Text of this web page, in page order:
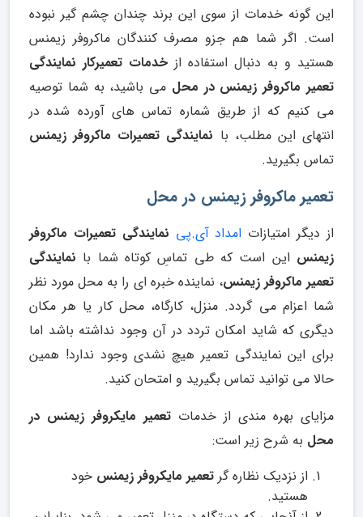
این گونه خدمات از سوی این برند چندان چشم گیر نبوده
است. اگر شما هم جزو مصرف کنندگان ماکروفر زیمنس
هستید و به دنبال استفاده از خدمات تعمیرکار نمایندگی
تعمیر ماکروفر زیمنس در محل می باشید، به شما توصیه
می کنیم که از طریق شماره تماس های آورده شده در
انتهای این مطلب، با نمایندگی تعمیرات ماکروفر زیمنس
تماس بگیرید.
تعمیر ماکروفر زیمنس در محل
از دیگر امتیازات امداد آی.پی نمایندگی تعمیرات ماکروفر
زیمنس این است که طی تماسِ کوتاه شما با نمایندگی
تعمیر ماکروفر زیمنس، نماینده خبره ای را به محل مورد نظر
شما اعزام می گردد. منزل، کارگاه، محل کار یا هر مکان
دیگری که شاید امکان تردد در آن وجود نداشته باشد اما
برای این نمایندگی تعمیر هیچ نشدی وجود ندارد! همین
حالا می توانید تماس بگیرید و امتحان کنید.
مزایای بهره مندی از خدمات تعمیر مایکروفر زیمنس در
محل به شرح زیر است:
از نزدیک نظاره گر تعمیر مایکروفر زیمنس خود
هستید.